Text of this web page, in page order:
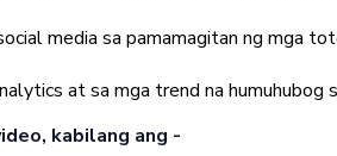
media sa pamamagitan ng mga
at sa mga trend na humuhubog
kabilang ang -